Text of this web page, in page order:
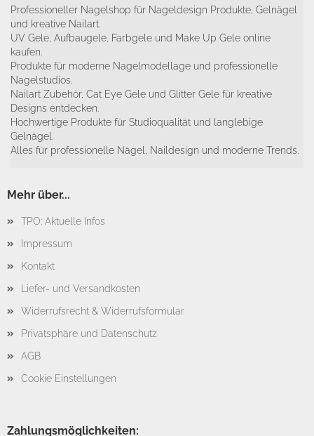
Professioneller Nagelshop für Nageldesign Produkte, Gelnägel
und kreative Nailart.
UV Gele, Aufbaugele, Farbgele und Make Up Gele online
kaufen.
Produkte für moderne Nagelmodellage und professionelle
Nagelstudios.
Nailart Zubehör, Cat Eye Gele und Glitter Gele für kreative
Designs entdecken.
Hochwertige Produkte für Studioqualität und langlebige
Gelnägel.
Alles für professionelle Nägel, Naildesign und moderne Trends.
Mehr über...
TPO: Aktuelle Infos
Impressum
Kontakt
Liefer- und Versandkosten
Widerrufsrecht & Widerrufsformular
Privatsphäre und Datenschutz
AGB
Cookie Einstellungen
Zahlungsmöglichkeiten: